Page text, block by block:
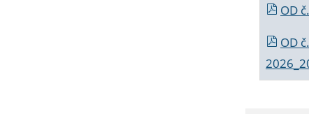
OD
OD